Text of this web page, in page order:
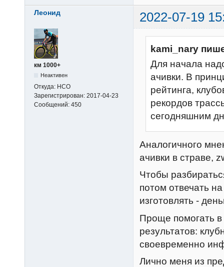
Леонид 2022-07-19
км 1000+
Неактивен
Откуда: НСО
Зарегистрирован: 2017-04-23
Сообщений: 450
kami_nary
Для начала
ачивки. В
рейтинга,
рекордов
сегодняшним
Аналогичного
ачивки в страве,
Чтобы
потом отвечать
изготовлять -
Проще помогать
результатов:
своевременно
Лично меня из